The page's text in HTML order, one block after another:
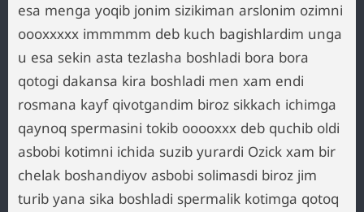
esa menga yoqib jonim sizikiman arslonim ozimni
oooxxxxx immmmm deb kuch bagishlardim unga
u esa sekin asta tezlasha boshladi bora bora
qotogi dakansa kira boshladi men xam endi
rosmana kayf qivotgandim biroz sikkach ichimga
qaynoq spermasini tokib ooooxxx deb quchib oldi
asbobi kotimni ichida suzib yurardi Ozick xam bir
chelak boshandiyov asbobi solimasdi biroz jim
turib yana sika boshladi spermalik kotimga qotoq